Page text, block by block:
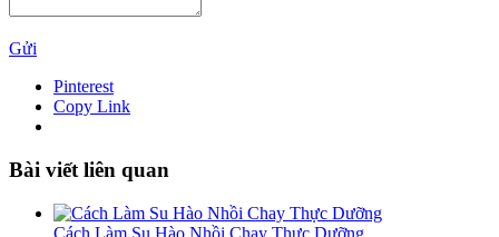
Gửi
Pinterest
Copy Link
Bài viết liên quan
Cách Làm Su Hào Nhồi Chay Thực Dưỡng